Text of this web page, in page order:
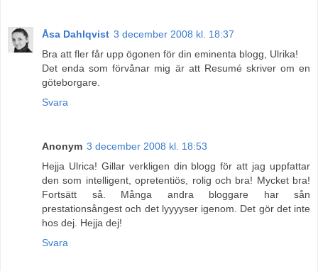
Åsa Dahlqvist 3 december 2008 kl. 18:37
Bra att fler får upp ögonen för din eminenta blogg, Ulrika!
Det enda som förvånar mig är att Resumé skriver om en
göteborgare.
Svara
Anonym 3 december 2008 kl. 18:53
Hejja Ulrica! Gillar verkligen din blogg för att jag uppfattar
den som intelligent, opretentiös, rolig och bra! Mycket bra!
Fortsätt så. Många andra bloggare har sån
prestationsångest och det lyyyyser igenom. Det gör det inte
hos dej. Hejja dej!
Svara